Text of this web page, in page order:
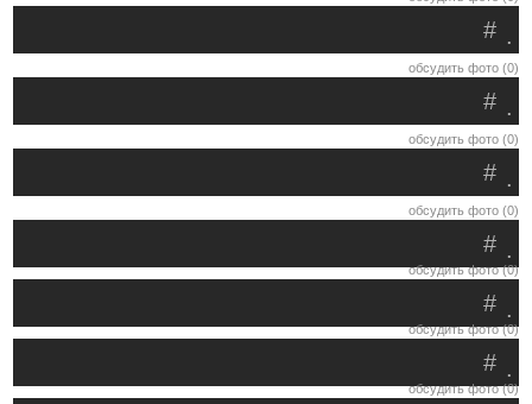
.
#
обсудить фото (0)
.
#
обсудить фото (0)
.
#
обсудить фото (0)
.
#
обсудить фото (0)
.
#
обсудить фото (0)
.
#
обсудить фото (0)